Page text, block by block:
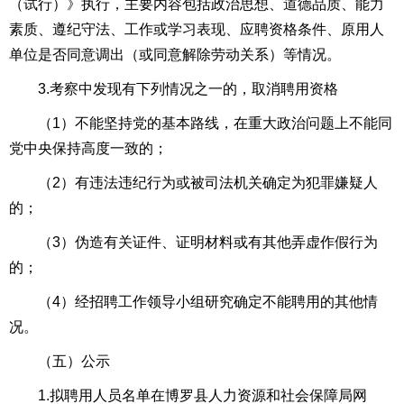
（试行）》执行，主要内容包括政治思想、道德品质、能力
素质、遵纪守法、工作或学习表现、应聘资格条件、原用人
单位是否同意调出（或同意解除劳动关系）等情况。
3.考察中发现有下列情况之一的，取消聘用资格
（1）不能坚持党的基本路线，在重大政治问题上不能同
党中央保持高度一致的；
（2）有违法违纪行为或被司法机关确定为犯罪嫌疑人
的；
（3）伪造有关证件、证明材料或有其他弄虚作假行为
的；
（4）经招聘工作领导小组研究确定不能聘用的其他情
况。
（五）公示
1.拟聘用人员名单在博罗县人力资源和社会保障局网